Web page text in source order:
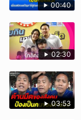
00:40
02:30
03:53